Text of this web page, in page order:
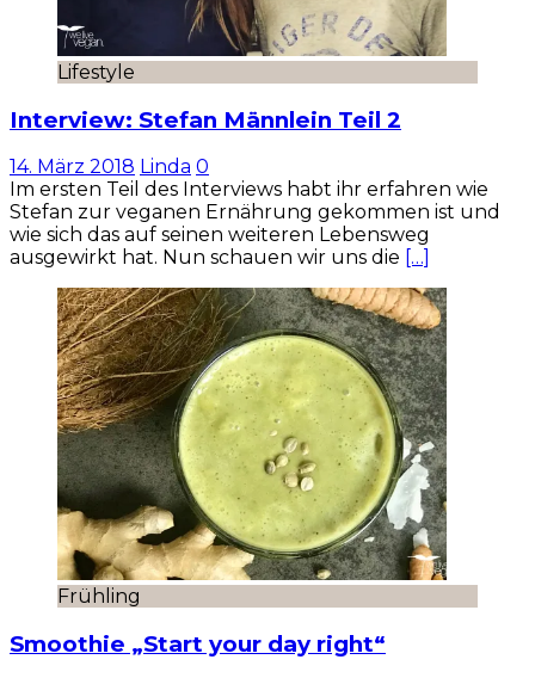
Lifestyle
Interview: Stefan Männlein Teil 2
14. März 2018 Linda 0
Im ersten Teil des Interviews habt ihr erfahren wie
Stefan zur veganen Ernährung gekommen ist und
wie sich das auf seinen weiteren Lebensweg
ausgewirkt hat. Nun schauen wir uns die […]
Frühling
Smoothie „Start your day right“